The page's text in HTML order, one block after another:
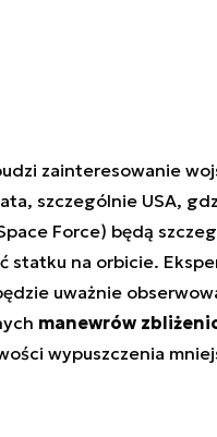
zainteresowanie
szczególnie USA,
Force) będą
statku na orbicie.
uważnie
manewrów
wypuszczenia